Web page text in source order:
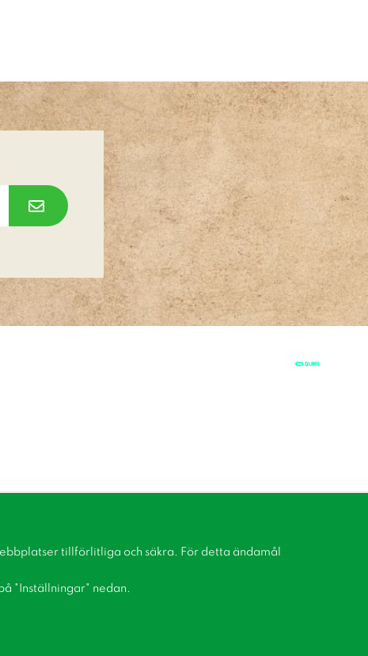
tillförlitliga och säkra. För detta ändamål
"Inställningar" nedan.